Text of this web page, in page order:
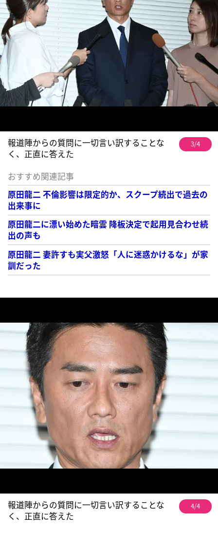
報道陣からの質問に一切言い訳することな
く、正直に答えた
3/4
おすすめ関連記事
原田龍二 不倫影響は限定的か、スクープ続出で過去の
出来事に
原田龍二に漂い始めた暗雲 降板決定で起用見合わせ続
出の声も
原田龍二 妻許すも実父激怒「人に迷惑かけるな」が家
訓だった
報道陣からの質問に一切言い訳することな
く、正直に答えた
4/4